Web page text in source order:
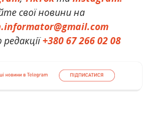
свої новини на
+380 67 266 02 08